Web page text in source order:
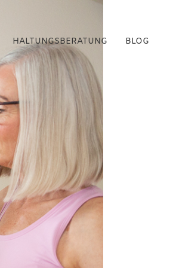
HALTUNGSBERATUNG BLOG